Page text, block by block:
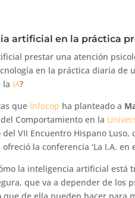
artificial en la práctica
prestar una atención
en la práctica diaria de
la IA?
que Infocop ha planteado a
Comportamiento en la
VII Encuentro Hispano Luso,
la conferencia ‘La I.A. en
la inteligencia artificial está
que va a depender de los
de ella pueden hacer para